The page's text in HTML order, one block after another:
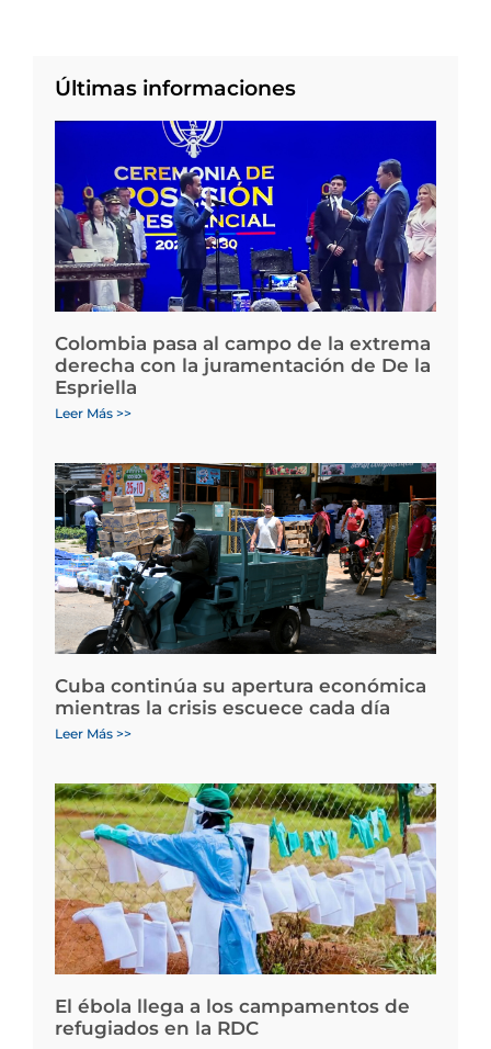
Últimas informaciones
Colombia pasa al campo de la extrema
derecha con la juramentación de De la
Espriella
Leer Más >>
Cuba continúa su apertura económica
mientras la crisis escuece cada día
Leer Más >>
El ébola llega a los campamentos de
refugiados en la RDC